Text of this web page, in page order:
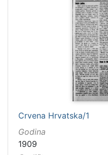
Crvena Hrvatska/1
Godina
1909